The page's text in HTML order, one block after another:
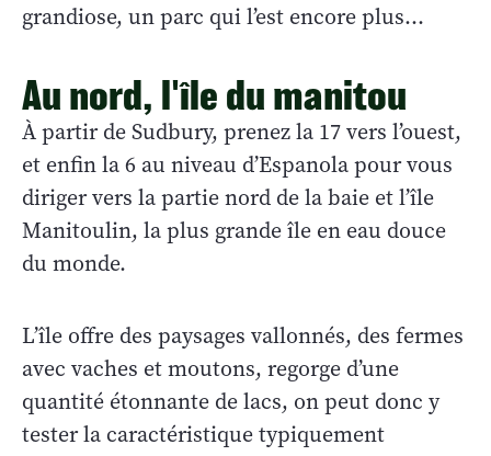
grandiose, un parc qui l’est encore plus…
Au nord, l'île du manitou
À partir de Sudbury, prenez la 17 vers l’ouest,
et enfin la 6 au niveau d’Espanola pour vous
diriger vers la partie nord de la baie et l’île
Manitoulin, la plus grande île en eau douce
du monde.
L’île offre des paysages vallonnés, des fermes
avec vaches et moutons, regorge d’une
quantité étonnante de lacs, on peut donc y
tester la caractéristique typiquement